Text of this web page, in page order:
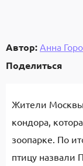
Автор: Анна
Поделиться
Жители
кондора,
зоопарке. По
птицу назвали